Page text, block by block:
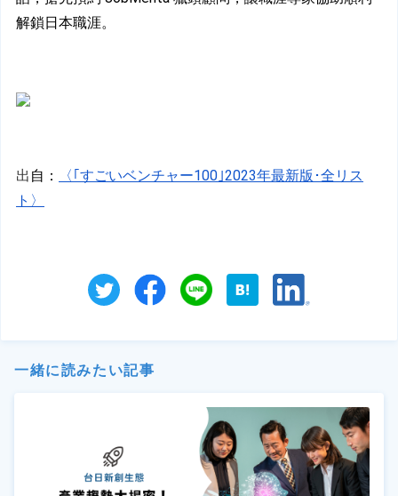
解鎖日本職涯。
出 自：
〈｢すごいベンチャー100｣2023年最新版･全リス
ト〉
一緒に読みたい記事